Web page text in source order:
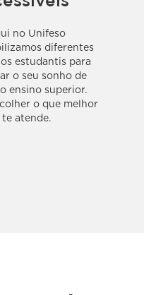
no Unifeso
diferentes
estudantis para
o seu sonho de
ensino superior.
o que melhor
te atende.